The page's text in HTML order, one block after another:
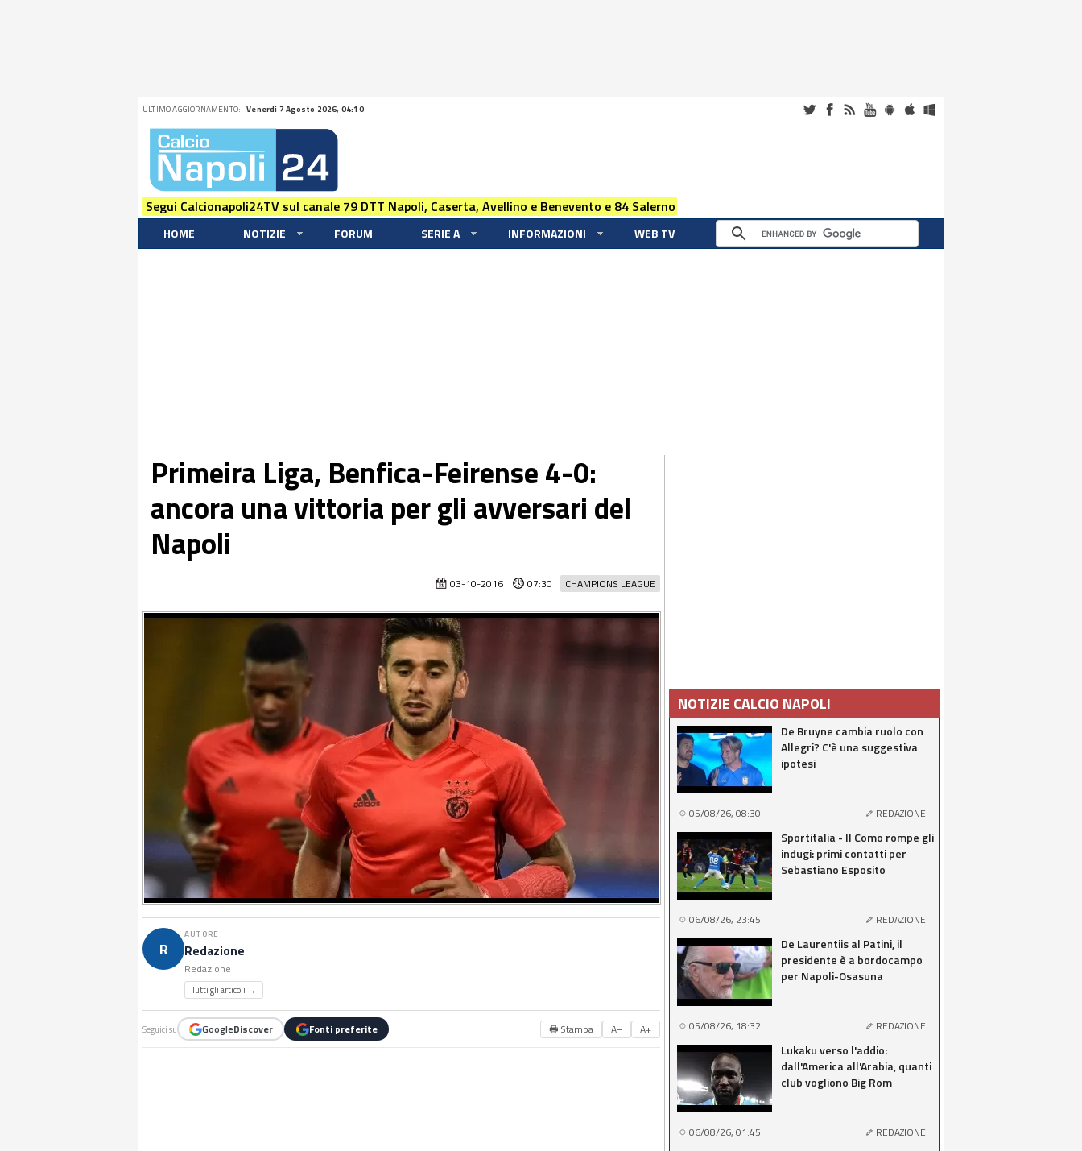
ULTIMO AGGIORNAMENTO: Venerdi 7 Agosto 2026, 04:10
Segui Calcionapoli24TV sul canale 79 DTT Napoli, Caserta, Avellino e Benevento e 84 Salerno
HOME NOTIZIE FORUM SERIE A INFORMAZIONI WEB TV
Primeira Liga, Benfica-Feirense 4-0:
ancora una vittoria per gli avversari del
Napoli
CHAMPIONS LEAGUE
03-10-2016 07:30
R
AUTORE
Redazione
Redazione
Tutti gli articoli →
Seguici su GoogleDiscover Fonti preferite 🖶 Stampa A− A+
NOTIZIE CALCIO NAPOLI
De Bruyne cambia ruolo con
Allegri? C'è una suggestiva
ipotesi
05/08/26, 08:30 REDAZIONE
Sportitalia - Il Como rompe gli
indugi: primi contatti per
Sebastiano Esposito
06/08/26, 23:45 REDAZIONE
De Laurentiis al Patini, il
presidente è a bordocampo
per Napoli-Osasuna
05/08/26, 18:32 REDAZIONE
Lukaku verso l'addio:
dall'America all'Arabia, quanti
club vogliono Big Rom
06/08/26, 01:45 REDAZIONE